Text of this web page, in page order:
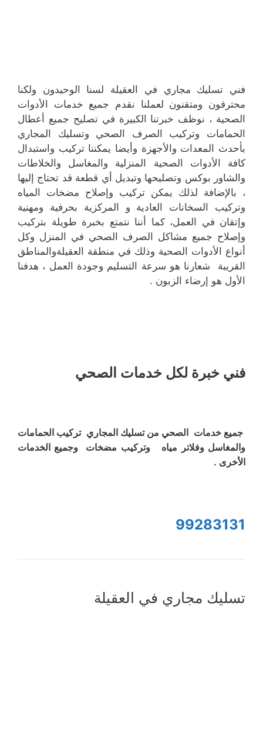
فني تسليك مجاري في العقيلة لسنا الوحيدون ولكنا
محترفون ومتقنون لعملنا نقدم جميع خدمات الأدوات
الصحية ، نوظف خبرتنا الكبيرة في تصليح جميع أعطال
الحمامات وتركيب الصرف الصحي وتسليك المجاري
بأحدث المعدات والأجهزة وأيضا يمكننا تركيب واستبدال
كافة الأدوات الصحية المنزلية والمغاسل والخلاطات
والشاور بوكس وتصليحها وتبديل أي قطعة قد تحتاج إليها
، بالإضافة لذلك يمكن تركيب وإصلاح مضخات المياه
وتركيب السخانات العادية و المركزية بحرفية ومهنية
وإتقان في العمل، كما أننا نتمتع بخبرة طويلة بتركيب
وإصلاح جميع مشاكل الصرف الصحي في المنزل وكل
أنواع الأدوات الصحية وذلك في منطقة العقيلةوالمناطق
القريبة شعارنا هو سرعة التسليم وجودة العمل ، هدفنا
الأول هو إرضاء الزبون .
فني خبرة لكل خدمات الصحي
جميع خدمات الصحي من تسليك المجاري تركيب الحمامات
والمغاسل وفلاتر مياه وتركيب مضخات وجميع الخدمات
الأخرى .
99283131
تسليك مجاري في العقيلة